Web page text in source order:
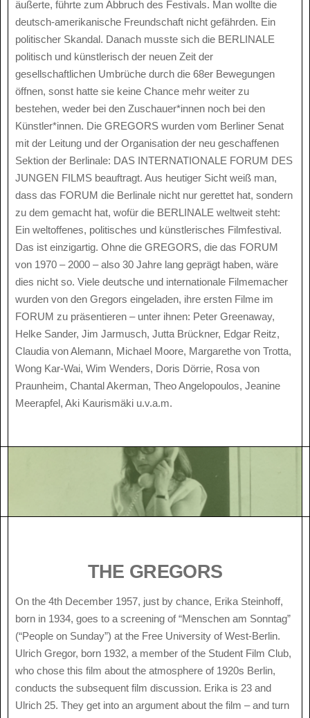
äußerte, führte zum Abbruch des Festivals. Man wollte die
deutsch-amerikanische Freundschaft nicht gefährden. Ein
politischer Skandal. Danach musste sich die BERLINALE
politisch und künstlerisch der neuen Zeit der
gesellschaftlichen Umbrüche durch die 68er Bewegungen
öffnen, sonst hatte sie keine Chance mehr weiter zu
bestehen, weder bei den Zuschauer*innen noch bei den
Künstler*innen. Die GREGORS wurden vom Berliner Senat
mit der Leitung und der Organisation der neu geschaffenen
Sektion der Berlinale: DAS INTERNATIONALE FORUM DES
JUNGEN FILMS beauftragt. Aus heutiger Sicht weiß man,
dass das FORUM die Berlinale nicht nur gerettet hat, sondern
zu dem gemacht hat, wofür die BERLINALE weltweit steht:
Ein weltoffenes, politisches und künstlerisches Filmfestival.
Das ist einzigartig. Ohne die GREGORS, die das FORUM
von 1970 – 2000 – also 30 Jahre lang geprägt haben, wäre
dies nicht so. Viele deutsche und internationale Filmemacher
wurden von den Gregors eingeladen, ihre ersten Filme im
FORUM zu präsentieren – unter ihnen: Peter Greenaway,
Helke Sander, Jim Jarmusch, Jutta Brückner, Edgar Reitz,
Claudia von Alemann, Michael Moore, Margarethe von Trotta,
Wong Kar-Wai, Wim Wenders, Doris Dörrie, Rosa von
Praunheim, Chantal Akerman, Theo Angelopoulos, Jeanine
Meerapfel, Aki Kaurismäki u.v.a.m.
THE GREGORS
On the 4th December 1957, just by chance, Erika Steinhoff,
born in 1934, goes to a screening of “Menschen am Sonntag”
(“People on Sunday”) at the Free University of West-Berlin.
Ulrich Gregor, born 1932, a member of the Student Film Club,
who chose this film about the atmosphere of 1920s Berlin,
conducts the subsequent film discussion. Erika is 23 and
Ulrich 25. They get into an argument about the film – and turn